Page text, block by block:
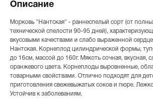
Описание
Морковь "Нантская" - раннеспелый сорт (от
технической спелости 90-95 дней),
вкусовыми качествами и слабо выраженной
Нантская. Корнеплод цилиндрической формы,
до 16см, массой до 160г. Мякоть сочная, вкусная,
оранжевого цвета. Корнеплоды выровненные,
товарными свойствами. Отлично подходят для
приготовления свежевыжатых соков и пюре.
Устойчив к заболеваниям.